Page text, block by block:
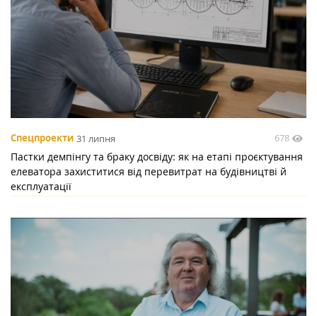
Спецпроекти 31 липня 678
Пастки демпінгу та браку досвіду: як на етапі проєктування
елеватора захиститися від перевитрат на будівництві й
експлуатації